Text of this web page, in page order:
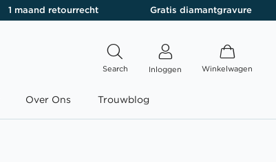
1 maand retourrecht Gratis diamantgravure
Search Inloggen Winkelwagen
Over Ons Trouwblog